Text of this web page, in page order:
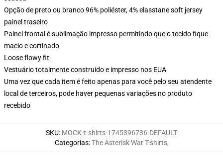
Opção de preto ou branco 96% poliéster, 4% elasstane soft jersey
painel traseiro
Painel frontal é sublimação impresso permitindo que o tecido fique
macio e cortinado
Loose flowy fit
Vestuário totalmente construído e impresso nos EUA
Uma vez que cada item é feito apenas para você pelo seu atendente
local de terceiros, pode haver pequenas variações no produto
recebido
SKU: MOCK-t-shirts-1745396736-DEFAULT
Categorias:The Asterisk War T-shirts,